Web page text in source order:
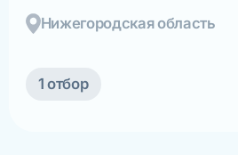
Нижегородская область
1 отбор